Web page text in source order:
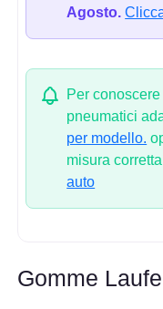
Agosto.
Per
pneumatici
per modello.
misura
auto
Gomme